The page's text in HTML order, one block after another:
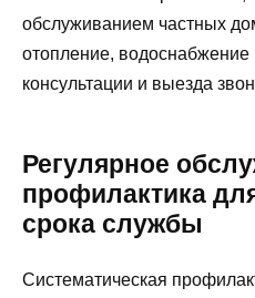
обслуживанием частных
отопление,
консультации и выезда
Регулярное
профилактика
срока службы
Систематическая